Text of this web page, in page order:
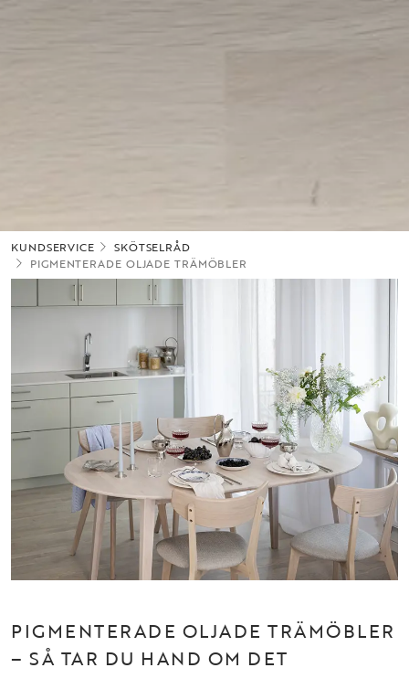
KUNDSERVICE
SKÖTSELRÅD
PIGMENTERADE OLJADE TRÄMÖBLER
PIGMENTERADE OLJADE TRÄMÖBLER
– SÅ TAR DU HAND OM DET